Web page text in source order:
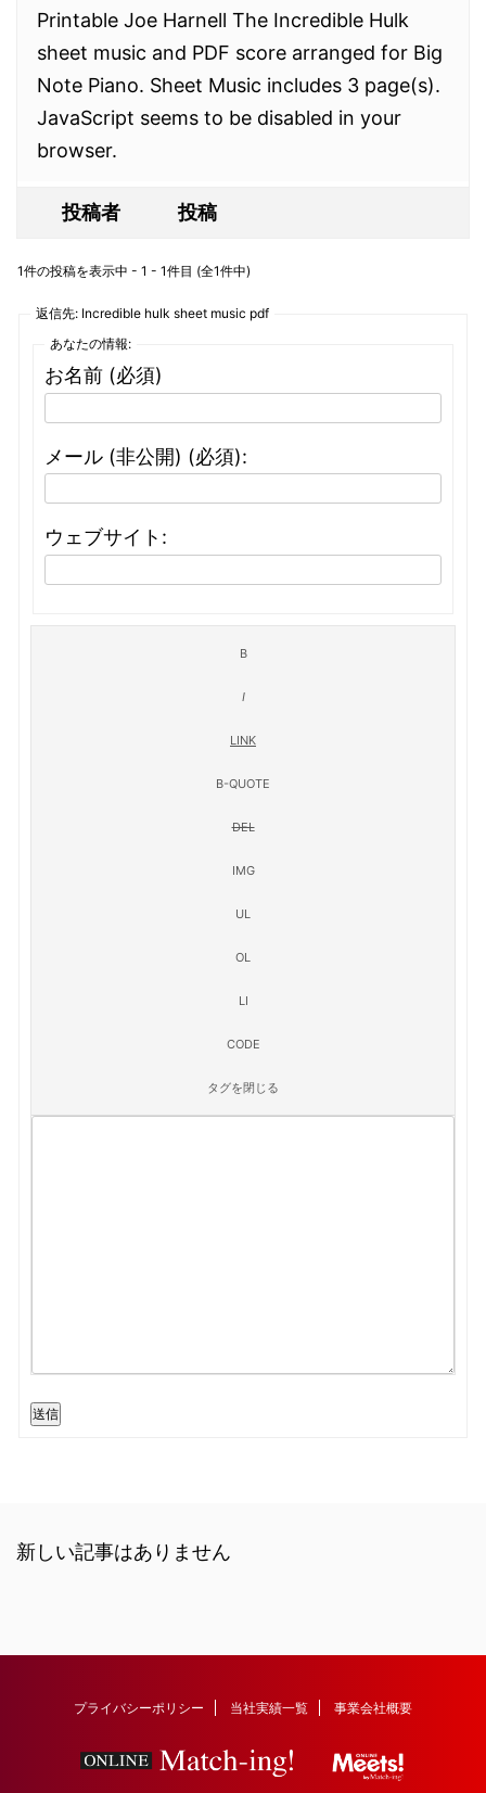
Printable Joe Harnell The Incredible Hulk
sheet music and PDF score arranged for Big
Note Piano. Sheet Music includes 3 page(s).
JavaScript seems to be disabled in your
browser.
投稿者 投稿
1件の投稿を表示中 - 1 - 1件目 (全1件中)
返信先: Incredible hulk sheet music pdf
あなたの情報:
お名前 (必須)
メール (非公開) (必須):
ウェブサイト:
送信
新しい記事はありません
プライバシーポリシー 当社実績一覧 事業会社概要